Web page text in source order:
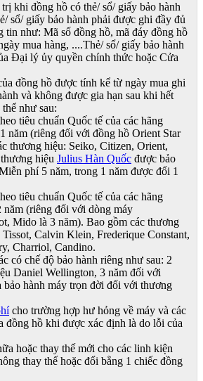
khi đồng hồ có thẻ/ sổ/ giấy bảo hành
sổ/ giấy bảo hành phải được ghi đầy đủ
tin như: Mã số đồng hồ, mã đáy đồng hồ
mua hàng, ....Thẻ/ sổ/ giấy bảo hành
Đại lý ủy quyền chính thức hoặc Cửa
đồng hồ được tính kể từ ngày mua ghi
và không được gia hạn sau khi hết
như sau:
tiêu chuẩn Quốc tế của các hãng
năm (riêng đối với đồng hồ Orient Star
thương hiệu: Seiko, Citizen, Orient,
hiệu Julius Hàn Quốc được bảo
phí 5 năm, trong 1 năm được đổi 1
tiêu chuẩn Quốc tế của các hãng
(riêng đối với dòng máy
Mido là 3 năm). Bao gồm các thương
Calvin Klein, Frederique Constant,
Charriol, Candino.
có chế độ bảo hành riêng như sau: 2
Daniel Wellington, 3 năm đối với
hành máy trọn đời đối với thương
cho trường hợp hư hỏng về máy và các
đồng hồ khi được xác định là do lỗi của
hoặc thay thế mới cho các linh kiện
thay thế hoặc đổi bằng 1 chiếc đồng